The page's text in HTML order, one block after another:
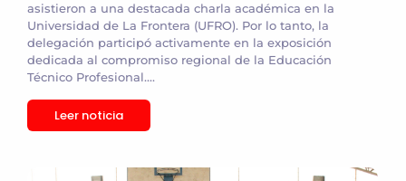
asistieron a una destacada charla académica en la
Universidad de La Frontera (UFRO). Por lo tanto, la
delegación participó activamente en la exposición
dedicada al compromiso regional de la Educación
Técnico Profesional....
Leer noticia